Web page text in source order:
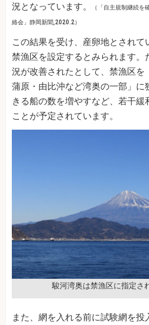
況となっています。
（「自主規制継続
絡会」静岡新聞,2020.2）
この結果を受け、産卵地とされて
禁漁区を設定するとみられます。
況が改善されたとして、禁漁区を
蒲原・由比沖など湾奥の一部」
きる船の数を増やすなど、若干緩
ことが予定されています。
駿河湾奥は禁漁区に指定さ
また、網を入れる前に試験網を